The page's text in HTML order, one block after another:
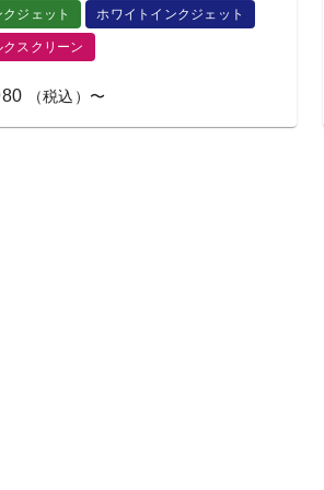
クジェット ホワイトインクジェット
クスクリーン
（税込）〜